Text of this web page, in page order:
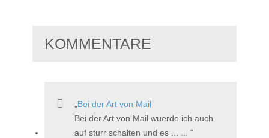
KOMMENTARE
Bei der Art von Mail
Bei der Art von Mail wuerde ich auch
auf sturr schalten und es ... ...